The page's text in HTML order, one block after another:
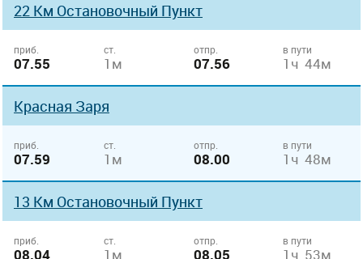
22 Км Остановочный Пункт
приб.
07.55
ст.
1м
отпр.
07.56
в пути
1ч 44м
Красная Заря
приб.
07.59
ст.
1м
отпр.
08.00
в пути
1ч 48м
13 Км Остановочный Пункт
приб.
08.04
ст.
1м
отпр.
08.05
в пути
1ч 53м